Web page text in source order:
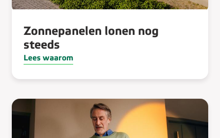
Zonnepanelen lonen nog
steeds
Lees waarom